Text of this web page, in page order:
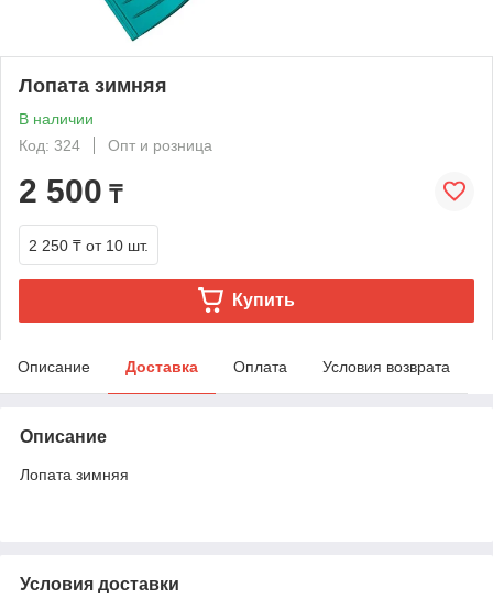
Лопата зимняя
В наличии
Код: 324
Опт и розница
2 500 ₸
2 250 ₸ от 10 шт.
Купить
Описание Доставка Оплата Условия возврата
Описание
Лопата зимняя
Условия доставки